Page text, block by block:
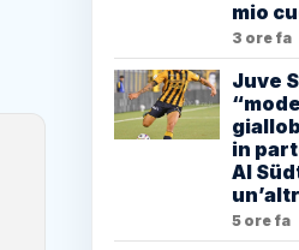
mio
3 ore fa
Juve
in
Al
5 ore fa